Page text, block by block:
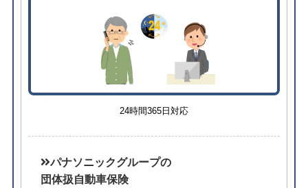
24時間365日対応
パナソニックグループの
団体扱自動車保険